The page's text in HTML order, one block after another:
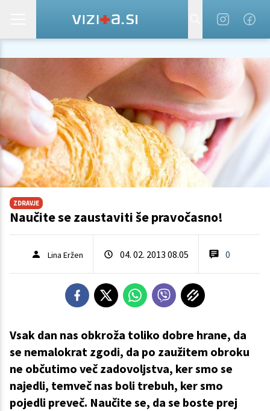
ZDRAVJE
Naučite se zaustaviti še pravočasno!
Lina Eržen 04. 02. 2013 08.05 0
Vsak dan nas obkroža toliko dobre hrane, da
se nemalokrat zgodi, da po zaužitem obroku
ne občutimo več zadovoljstva, ker smo se
najedli, temveč nas boli trebuh, ker smo
pojedli preveč. Naučite se, da se boste prej